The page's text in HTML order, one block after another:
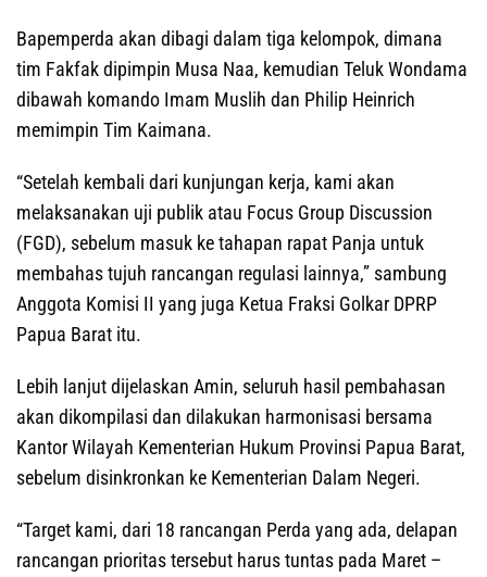
Bapemperda akan dibagi dalam tiga kelompok, dimana
tim Fakfak dipimpin Musa Naa, kemudian Teluk Wondama
dibawah komando Imam Muslih dan Philip Heinrich
memimpin Tim Kaimana.
“Setelah kembali dari kunjungan kerja, kami akan
melaksanakan uji publik atau Focus Group Discussion
(FGD), sebelum masuk ke tahapan rapat Panja untuk
membahas tujuh rancangan regulasi lainnya,” sambung
Anggota Komisi II yang juga Ketua Fraksi Golkar DPRP
Papua Barat itu.
Lebih lanjut dijelaskan Amin, seluruh hasil pembahasan
akan dikompilasi dan dilakukan harmonisasi bersama
Kantor Wilayah Kementerian Hukum Provinsi Papua Barat,
sebelum disinkronkan ke Kementerian Dalam Negeri.
“Target kami, dari 18 rancangan Perda yang ada, delapan
rancangan prioritas tersebut harus tuntas pada Maret –